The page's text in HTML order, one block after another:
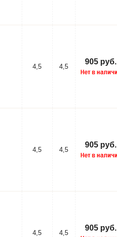
4,5 4,5
905 руб.
4,5 4,5
905 руб.
4,5 4,5
905 руб.